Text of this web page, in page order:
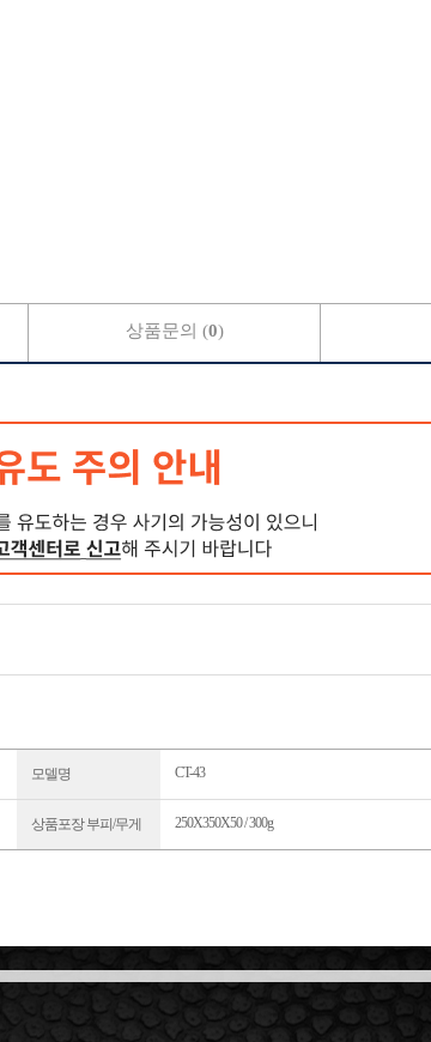
모델명 CT-43
상품포장 부피/무게 250X350X50 / 300g
상품문의 (0)